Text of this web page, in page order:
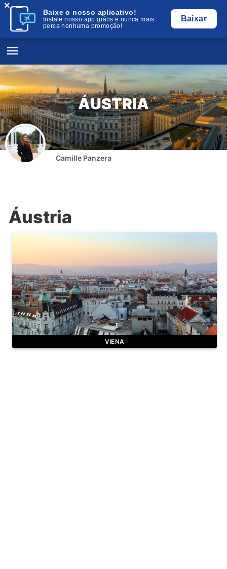
Baixe o nosso aplicativo!
Instale nosso app grátis e nunca mais
perca nenhuma promoção!
Baixar
×
ÁUSTRIA
Camille Panzera
Áustria
VIENA